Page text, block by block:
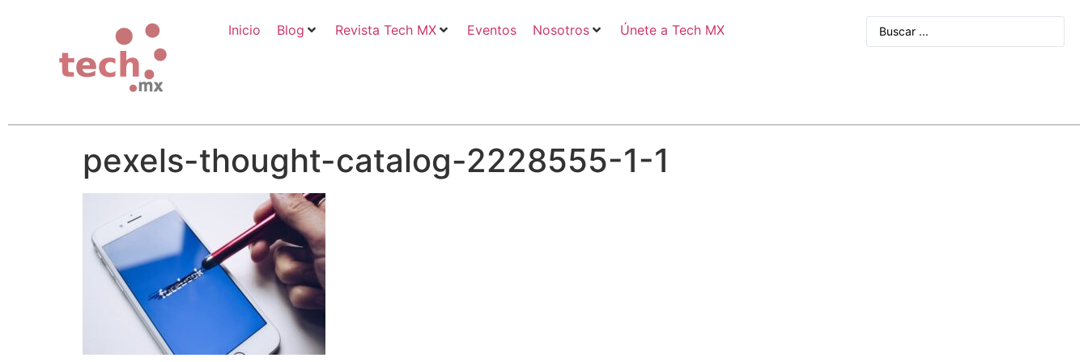
Inicio Blog Revista Tech MX Eventos Nosotros Únete a Tech MX
pexels-thought-catalog-2228555-1-1